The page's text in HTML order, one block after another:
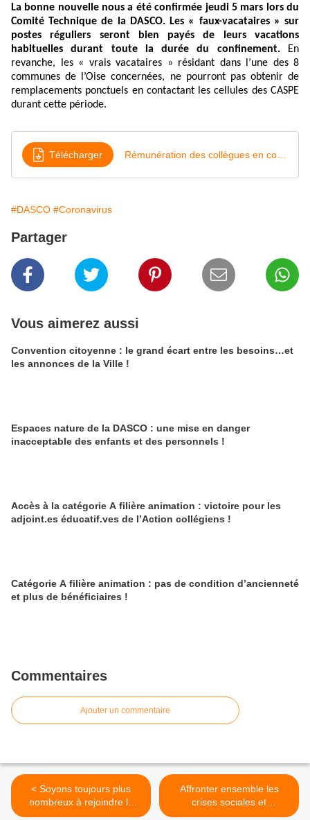
La bonne nouvelle nous a été confirmée jeudi 5 mars lors du
Comité Technique de la DASCO. Les « faux-vacataires » sur
postes réguliers seront bien payés de leurs vacations
habituelles durant toute la durée du confinement.En
revanche, les « vrais vacataires » résidant dans l’une des 8
communes de l’Oise concernées, ne pourront pas obtenir de
remplacements ponctuels en contactant les cellules des CASPE
durant cette période.
Télécharger
#DASCO #Coronavirus
Partager
Vous aimerez aussi
Convention citoyenne : le grand écart entre les besoins…et
les annonces de la Ville !
Espaces nature de la DASCO : une mise en danger
inacceptable des enfants et des personnels !
Accès à la catégorie A filière animation : victoire pour les
adjoint.es éducatif.ves de l’Action collégiens !
Catégorie A filière animation : pas de condition d’ancienneté
et plus de bénéficiaires !
Commentaires
Ajouter un commentaire
< Soyons toujours plus
nombreux à rejoindre la
lutte syndicale contre
Affronter ensemble les
crises sociales et
écologiques, c'est urgent et